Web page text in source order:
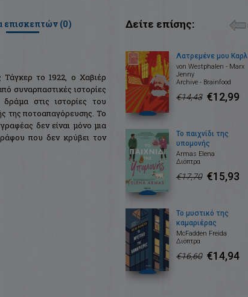
επισκεπτών (0)
Τάγκερ το 1922, ο Χαβιέρ
συναρπαστικές ιστορίες
στις ιστορίες του
της ποτοαπαγόρευσης. Το
δεν είναι μόνο μια
που δεν κρύβει τον
Δείτε επίσης:
Λατρεμένε μου Καρλ
von Westphalen - Marx
Jenny
Archive - Brainfood
€14,43 €12,99
Το παιχνίδι της
υπομονής
Armas Elena
Διόπτρα
€17,70 €15,93
Το μυστικό της
καμαριέρας
McFadden Freida
Διόπτρα
€16,60 €14,94